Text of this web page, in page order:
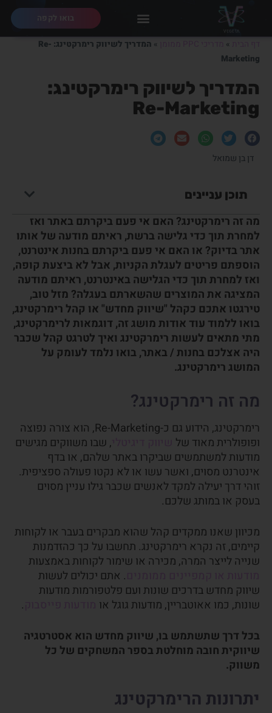
בואו לקפה
»
»
המדריך לשיווק רימרקטינג: Re-
Marketing
המדריך לשיווק רימרקטינג:
Re-Marketing
דן בן שמואל
תוכן עניינים
מה זה רימרקטינג? האם אי פעם ביקרתם באתר ואז
למחרת תוך כדי גלישה ברשת, ראיתם מודעה של אותו
אתר בדיוק? או האם אי פעם ביקרתם בחנות אינטרנט,
הוספתם פריטים לעגלת הקניות, אבל לא ביצעת קופה,
ואז למחרת תוך כדי הגלישה באינטרנט, ראיתם מודעה
המציגה את המוצרים שהשארתם בעגלה? מזל טוב,
טירגטו אתכם כקהל "שיווק מחדש" או קהל רימרקטינג,
בואו ללמוד עוד אודות מושג זה, דוגמאות לרימרקטינג,
מתי מתאים לעשות רימרקטינג ואיך לטרגט קהל שכבר
היה אצלכם בחנות / באתר, בואו נלמד לעומק על
המושג רימרקטינג.
מה זה רימרקטינג?
רימרקטינג, הידוע גם כ-Re-Marketing, הוא צורה נפוצה
ופופולרית מאוד של
, שבו משווקים מגישים
מודעות למשתמשים שביקרו באתר שלהם, או בדף
אינטרנט מסוים, ואשר עשו או לא נקטו פעולה ספציפית.
זוהי דרך יעילה למקד לאנשים שכבר גילו עניין מסוים
בעסק או במותג שלכם.
מכיוון שאנו ממקדים קהל שהוא מבקרים בעבר או לקוחות
קיימים, זה נקרא רימרקטינג. תחשבו על כך כהזדמנות
שנייה לייצר המרה, מכירה או שימור לקוחות באמצעות
. אתם יכולים לעשות
שיווק מחדש בדרכים שונות ועם פלטפורמות מודעות
שונות, כמו אאוטבריין, מודעות גוגל או
.
בכל דרך שתשתמש בו, שיווק מחדש הוא אסטרטגיה
שיווקית חובה מוחלטת בספר המשחקים של כל
משווק.
יתרונות הרימרקטינג